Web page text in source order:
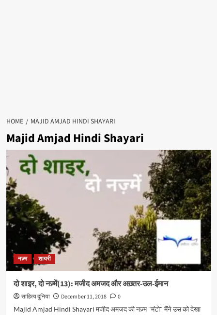
HOME MAJID AMJAD HINDI SHAYARI
Majid Amjad Hindi Shayari
नज़्म शायरी
दो शाइर, दो नज़्में(13): मजीद अमजद और अख़्तर-उल-ईमान
साहित्य दुनिया December 11, 2018
0
Majid Amjad Hindi Shayari मजीद अमजद की नज़्म "मंटो" मैंने उस को देखा